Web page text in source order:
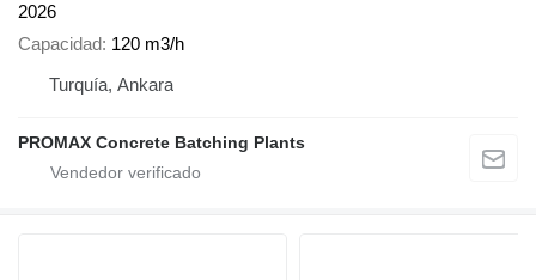
2026
Capacidad 120 m3/h
Turquía, Ankara
PROMAX Concrete Batching Plants